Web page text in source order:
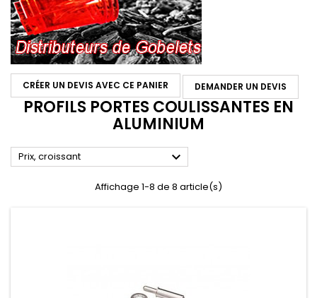
CRÉER UN DEVIS AVEC CE PANIER DEMANDER UN DEVIS
PROFILS PORTES COULISSANTES EN
ALUMINIUM
Prix, croissant 
Affichage 1-8 de 8 article(s)